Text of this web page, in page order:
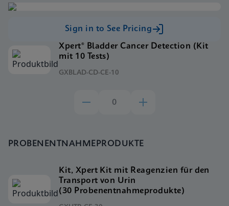
Sign in to See Pricing
Xpert® Bladder Cancer Detection (Kit
mit 10 Tests)
GXBLAD-CD-CE-10
PROBENENTNAHMEPRODUKTE
Kit, Xpert Kit mit Reagenzien für den
Transport von Urin
(30 Probenentnahmeprodukte)